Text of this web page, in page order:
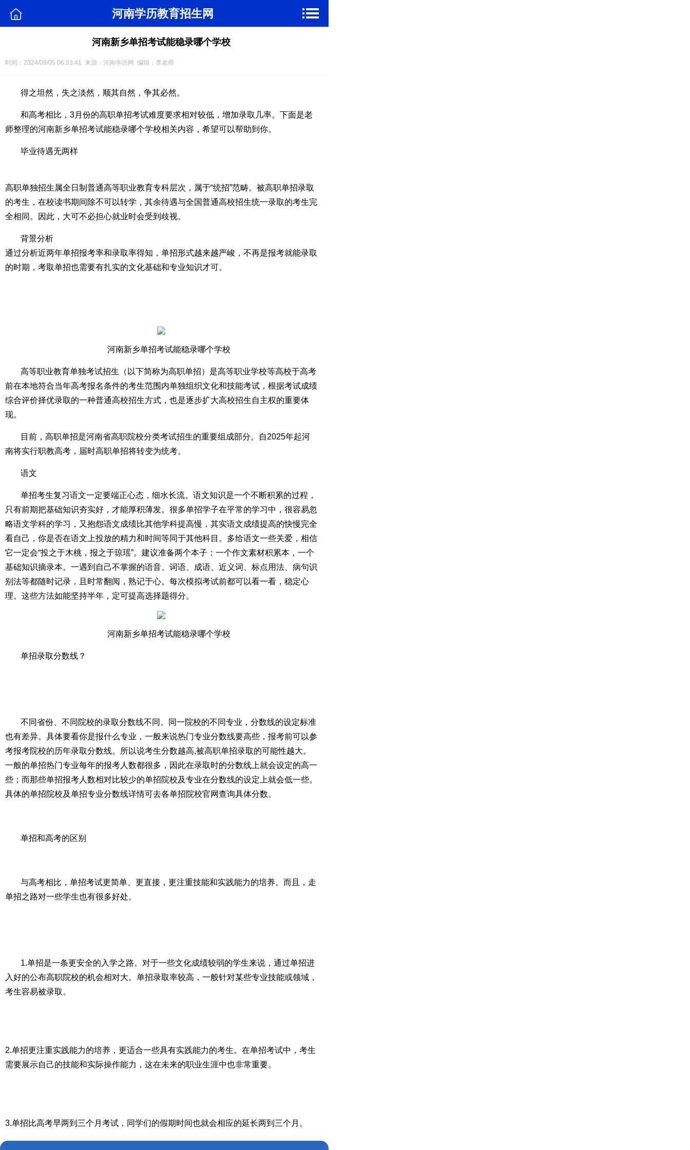
河南学历教育招生网
河南新乡单招考试能稳录哪个学校
时间：2024/09/05 06:33:41 来源：河南学历网 编辑：李老师
得之坦然，失之淡然，顺其自然，争其必然。
和高考相比，3月份的高职单招考试难度要求相对较低，增加录取几率。下面是老
师整理的河南新乡单招考试能稳录哪个学校相关内容，希望可以帮助到你。
毕业待遇无两样
高职单独招生属全日制普通高等职业教育专科层次，属于“统招”范畴。被高职单招录取
的考生，在校读书期间除不可以转学，其余待遇与全国普通高校招生统一录取的考生完
全相同。因此，大可不必担心就业时会受到歧视。
背景分析
通过分析近两年单招报考率和录取率得知，单招形式越来越严峻，不再是报考就能录取
的时期，考取单招也需要有扎实的文化基础和专业知识才可。
河南新乡单招考试能稳录哪个学校
高等职业教育单独考试招生（以下简称为高职单招）是高等职业学校等高校于高考
前在本地符合当年高考报名条件的考生范围内单独组织文化和技能考试，根据考试成绩
综合评价择优录取的一种普通高校招生方式，也是逐步扩大高校招生自主权的重要体
现。
目前，高职单招是河南省高职院校分类考试招生的重要组成部分。自2025年起河
南将实行职教高考，届时高职单招将转变为统考。
语文
单招考生复习语文一定要端正心态，细水长流。语文知识是一个不断积累的过程，
只有前期把基础知识夯实好，才能厚积薄发。很多单招学子在平常的学习中，很容易忽
略语文学科的学习，又抱怨语文成绩比其他学科提高慢，其实语文成绩提高的快慢完全
看自己，你是否在语文上投放的精力和时间等同于其他科目。多给语文一些关爱，相信
它一定会“投之于木桃，报之于琼瑶”。建议准备两个本子：一个作文素材积累本，一个
基础知识摘录本。一遇到自己不掌握的语音、词语、成语、近义词、标点用法、病句识
别法等都随时记录，且时常翻阅，熟记于心。每次模拟考试前都可以看一看，稳定心
理。这些方法如能坚持半年，定可提高选择题得分。
河南新乡单招考试能稳录哪个学校
单招录取分数线？
不同省份、不同院校的录取分数线不同。同一院校的不同专业，分数线的设定标准
也有差异。具体要看你是报什么专业，一般来说热门专业分数线要高些，报考前可以参
考报考院校的历年录取分数线。所以说考生分数越高,被高职单招录取的可能性越大。
一般的单招热门专业每年的报考人数都很多，因此在录取时的分数线上就会设定的高一
些；而那些单招报考人数相对比较少的单招院校及专业在分数线的设定上就会低一些。
具体的单招院校及单招专业分数线详情可去各单招院校官网查询具体分数。
单招和高考的区别
与高考相比，单招考试更简单、更直接，更注重技能和实践能力的培养。而且，走
单招之路对一些学生也有很多好处。
1.单招是一条更安全的入学之路。对于一些文化成绩较弱的学生来说，通过单招进
入好的公布高职院校的机会相对大。单招录取率较高，一般针对某些专业技能或领域，
考生容易被录取。
2.单招更注重实践能力的培养，更适合一些具有实践能力的考生。在单招考试中，考生
需要展示自己的技能和实际操作能力，这在未来的职业生涯中也非常重要。
3.单招比高考早两到三个月考试，同学们的假期时间也就会相应的延长两到三个月。